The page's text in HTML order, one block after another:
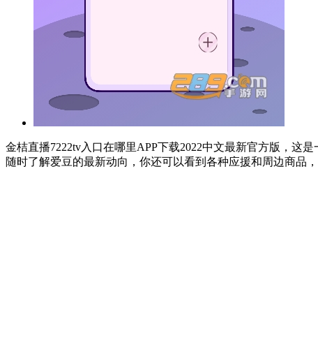
金桔直播7222tv入口在哪里APP下载2022中文最新官方版，这
随时了解爱豆的最新动向，你还可以看到各种应援和周边商品